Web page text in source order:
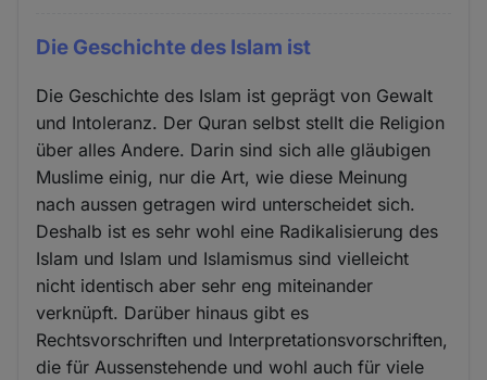
Die Geschichte des Islam ist
Die Geschichte des Islam ist geprägt von Gewalt
und Intoleranz. Der Quran selbst stellt die Religion
über alles Andere. Darin sind sich alle gläubigen
Muslime einig, nur die Art, wie diese Meinung
nach aussen getragen wird unterscheidet sich.
Deshalb ist es sehr wohl eine Radikalisierung des
Islam und Islam und Islamismus sind vielleicht
nicht identisch aber sehr eng miteinander
verknüpft. Darüber hinaus gibt es
Rechtsvorschriften und Interpretationsvorschriften,
die für Aussenstehende und wohl auch für viele